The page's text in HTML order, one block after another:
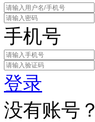
手机号
登录
没有账号？